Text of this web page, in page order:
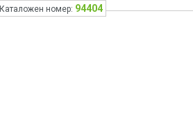
Каталожен номер: 94404